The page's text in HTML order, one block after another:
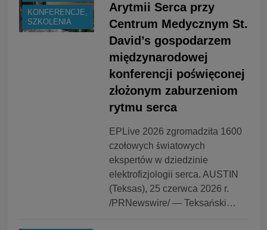
KONFERENCJE,
SZKOLENIA
Arytmii Serca przy
Centrum Medycznym St.
David’s gospodarzem
międzynarodowej
konferencji poświęconej
złożonym zaburzeniom
rytmu serca
EPLive 2026 zgromadziła 1600
czołowych światowych
ekspertów w dziedzinie
elektrofizjologii serca. AUSTIN
(Teksas), 25 czerwca 2026 r.
/PRNewswire/ — Teksański…